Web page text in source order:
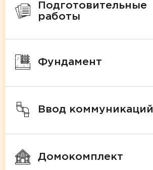
Подготовительные
работы
Фундамент
Ввод коммуникаций
Домокомплект